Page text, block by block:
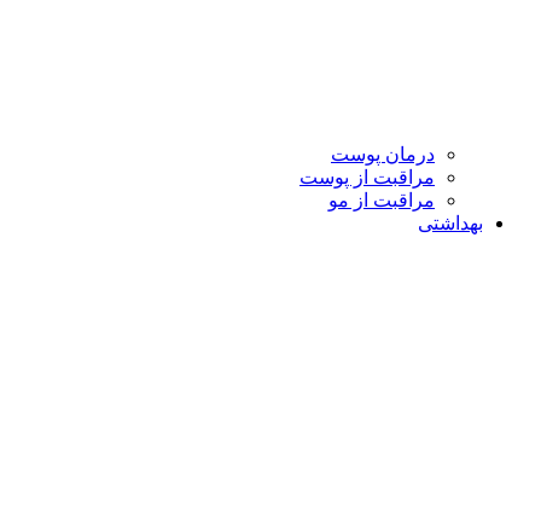
درمان پوست
مراقبت از پوست
مراقبت از مو
بهداشتی